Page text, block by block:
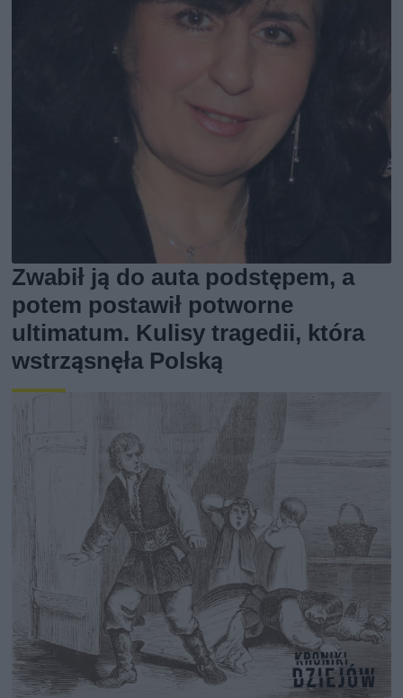
Zwabił ją do auta podstępem, a
potem postawił potworne
ultimatum. Kulisy tragedii, która
wstrząsnęła Polską